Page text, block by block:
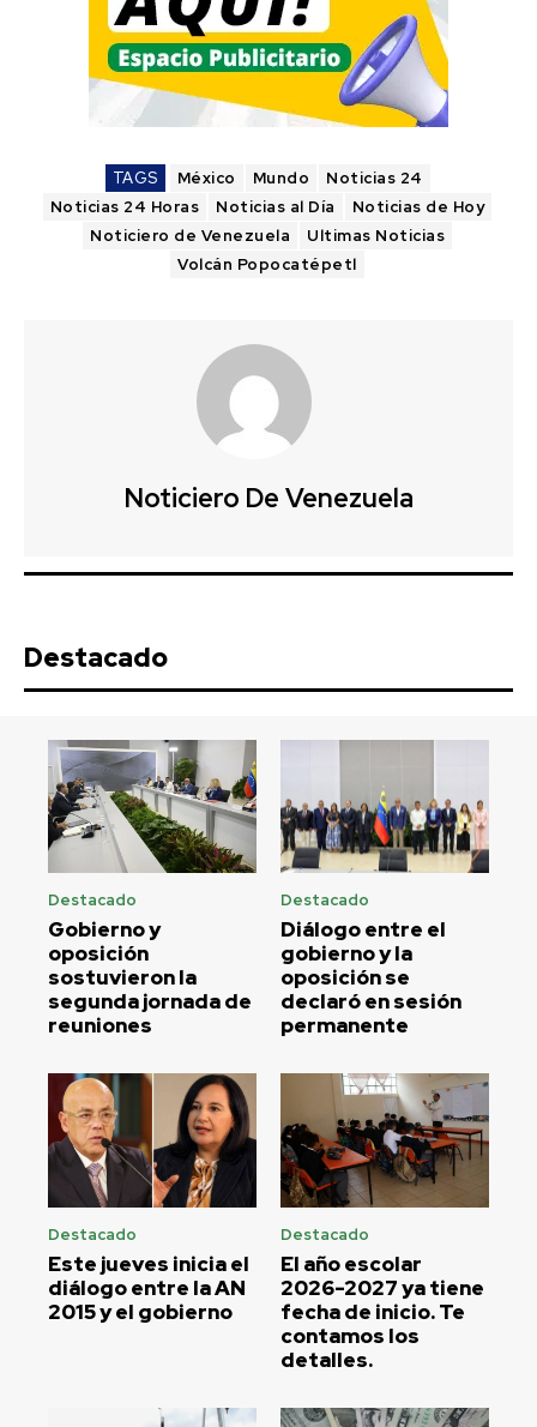
TAGS México Mundo
Noticias 24
Noticias 24 Horas
Noticias al Día
Noticias de Hoy
Noticiero de Venezuela
Ultimas Noticias
Volcán Popocatépetl
Noticiero De Venezuela
Destacado
Destacado
Gobierno y
oposición
sostuvieron la
segunda jornada de
reuniones
Destacado
Diálogo entre el
gobierno y la
oposición se
declaró en sesión
permanente
Destacado
Este jueves inicia el
diálogo entre la AN
2015 y el gobierno
Destacado
El año escolar
2026-2027 ya tiene
fecha de inicio. Te
contamos los
detalles.